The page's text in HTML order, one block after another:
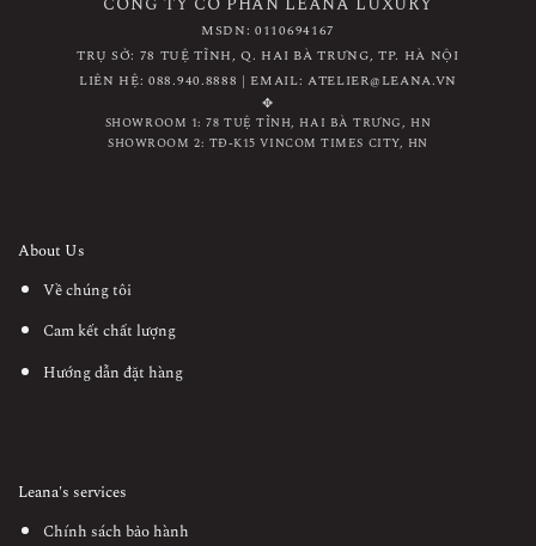
CÔNG TY CỔ PHẦN LEANA LUXURY
MSDN: 0110694167
TRỤ SỞ: 78 TUỆ TĨNH, Q. HAI BÀ TRƯNG, TP. HÀ NỘI
LIÊN HỆ: 088.940.8888 | EMAIL: ATELIER@LEANA.VN
✥
SHOWROOM 1: 78 TUỆ TĨNH, HAI BÀ TRƯNG, HN
SHOWROOM 2: TĐ-K15 VINCOM TIMES CITY, HN
About Us
Về chúng tôi
Cam kết chất lượng
Hướng dẫn đặt hàng
Leana's services
Chính sách bảo hành